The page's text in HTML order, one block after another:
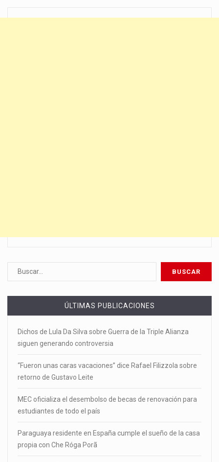
ÚLTIMAS PUBLICACIONES
Dichos de Lula Da Silva sobre Guerra de la Triple Alianza
siguen generando controversia
“Fueron unas caras vacaciones” dice Rafael Filizzola sobre
retorno de Gustavo Leite
MEC oficializa el desembolso de becas de renovación para
estudiantes de todo el país
Paraguaya residente en España cumple el sueño de la casa
propia con Che Róga Porã